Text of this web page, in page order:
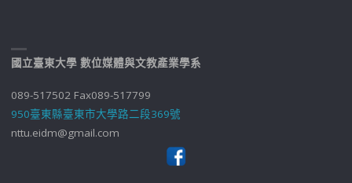
國立臺東大學 數位媒體與文教產業學系
089-517502 Fax089-517799
950臺東縣臺東市大學路二段369號
nttu.eidm@gmail.com